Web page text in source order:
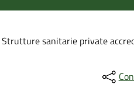
Strutture sanitarie private